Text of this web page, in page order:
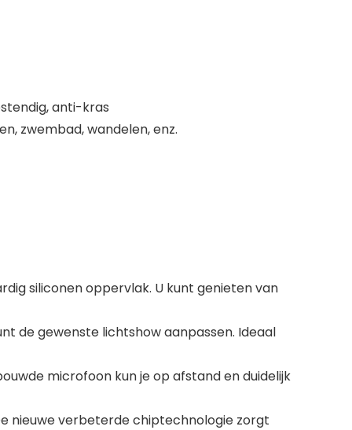
anti-kras
zwembad, wandelen, enz.
siliconen oppervlak. U kunt genieten van
de gewenste lichtshow aanpassen. Ideaal
microfoon kun je op afstand en duidelijk
nieuwe verbeterde chiptechnologie zorgt